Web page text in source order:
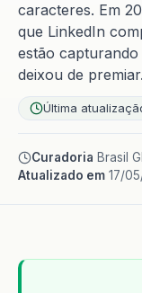
caracteres. Em
que LinkedIn
estão
deixou de premiar.
Última
Curadoria Brasil
Atualizado em 17/